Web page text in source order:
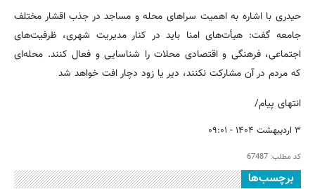
حیدری با اشاره به اهمیت سراهای محله و مساجد در جذب اقشار مختلف
جامعه گفت: هیأت‌های امنا باید در کنار مدیریت شهری، ظرفیت‌های
اجتماعی، فرهنگی و اقتصادی محلات را شناسایی و فعال کنند. محله‌ای
که مردم در آن مشارکت نکنند، دیر یا زود دچار افت خواهد شد
انتهای پیام/
۳ اردیبهشت ۱۴۰۴ - ۰۹:۰۱
کد مطلب: 67487
برچسب‌ها